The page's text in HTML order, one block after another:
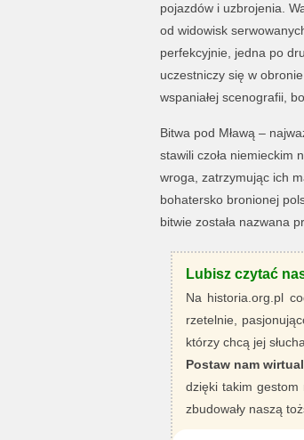
pojazdów i uzbrojenia.
od widowisk
perfekcyjnie, jedna po
uczestniczy się w
wspaniałej scenografii,
Bitwa pod Mławą –
stawili czoła niemieckim
wroga, zatrzymując ich
bohatersko bronionej
bitwie została nazwana
Lubisz czytać
Na historia.org.pl
rzetelnie,
którzy chcą jej
Postaw nam
dzięki takim gestom
zbudowały naszą